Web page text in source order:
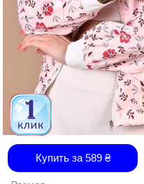
Купить за 589₴